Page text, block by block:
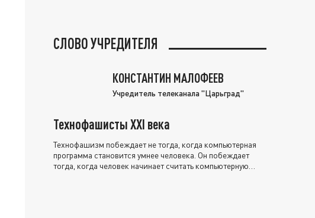
СЛОВО УЧРЕДИТЕЛЯ
КОНСТАНТИН МАЛОФЕЕВ
Учредитель телеканала "Царьград"
Технофашисты XXI века
Технофашизм побеждает не тогда, когда компьютерная
программа становится умнее человека. Он побеждает
тогда, когда человек начинает считать компьютерную